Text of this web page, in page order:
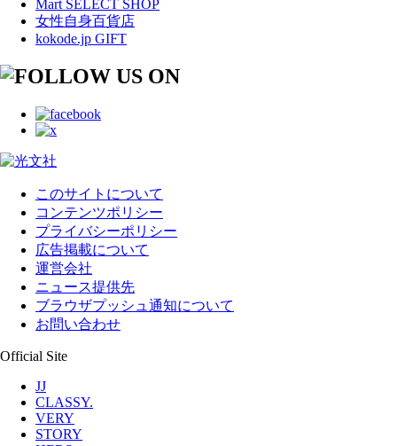
Mart SELECT SHOP
女性自身百貨店
kokode.jp GIFT
このサイトについて
コンテンツポリシー
プライバシーポリシー
広告掲載について
運営会社
ニュース提供先
ブラウザプッシュ通知について
お問い合わせ
Official Site
JJ
CLASSY.
VERY
STORY